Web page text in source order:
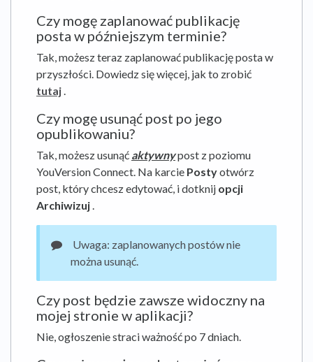
Czy mogę zaplanować publikację
posta w późniejszym terminie?
Tak, możesz teraz zaplanować publikację posta w
przyszłości. Dowiedz się więcej, jak to zrobić
tutaj.
Czy mogę usunąć post po jego
opublikowaniu?
Tak, możesz usunąć aktywnypost z poziomu
YouVersion Connect. Na karcie Postyotwórz
post, który chcesz edytować, i dotknij opcji
Archiwizuj.
Uwaga: zaplanowanych postów nie
można usunąć.
Czy post będzie zawsze widoczny na
mojej stronie w aplikacji?
Nie, ogłoszenie straci ważność po 7 dniach.